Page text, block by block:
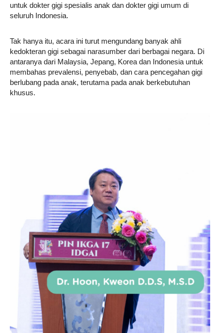
untuk dokter gigi spesialis anak dan dokter gigi umum di
seluruh Indonesia.
Tak hanya itu, acara ini turut mengundang banyak ahli
kedokteran gigi sebagai narasumber dari berbagai negara. Di
antaranya dari Malaysia, Jepang, Korea dan Indonesia untuk
membahas prevalensi, penyebab, dan cara pencegahan gigi
berlubang pada anak, terutama pada anak berkebutuhan
khusus.